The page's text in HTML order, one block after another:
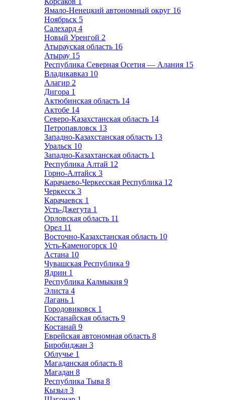
Ямало-Ненецкий автономный округ 16
Ноябрьск 5
Салехард 4
Новый Уренгой 2
Атырауская область 16
Атырау 15
Республика Северная Осетия — Алания 15
Владикавказ 10
Алагир 2
Дигора 1
Актюбинская область 14
Актобе 14
Северо-Казахстанская область 14
Петропавловск 13
Западно-Казахстанская область 13
Уральск 10
Западно-Казахтанская область 1
Республика Алтай 12
Горно-Алтайск 3
Карачаево-Черкесская Республика 12
Черкесск 3
Карачаевск 1
Усть-Джегута 1
Орловская область 11
Орел 11
Восточно-Казахстанская область 10
Усть-Каменогорск 10
Астана 10
Чувашская Республика 9
Ядрин 1
Республика Калмыкия 9
Элиста 4
Лагань 1
Городовиковск 1
Костанайская область 9
Костанай 9
Еврейская автономная область 8
Биробиджан 3
Облучье 1
Магаданская область 8
Магадан 8
Республика Тыва 8
Кызыл 3